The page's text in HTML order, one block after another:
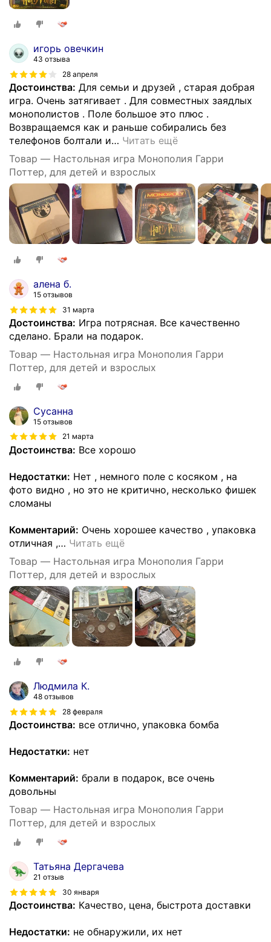
игорь овечкин
43 отзыва
28 апреля
Достоинства: Для семьи и друзей , старая добрая
игра. Очень затягивает . Для совместных заядлых
монополистов . Поле большое это плюс .
Возвращаемся как и раньше собирались без
телефонов болтали и… Читать ещё
Товар — Настольная игра Монополия Гарри
Поттер, для детей и взрослых
алена б.
15 отзывов
31 марта
Достоинства: Игра потрясная. Все качественно
сделано. Брали на подарок.
Товар — Настольная игра Монополия Гарри
Поттер, для детей и взрослых
Сусанна
15 отзывов
21 марта
Достоинства: Все хорошо
Недостатки: Нет , немного поле с косяком , на
фото видно , но это не критично, несколько фишек
сломаны
Комментарий: Очень хорошее качество , упаковка
отличная ,… Читать ещё
Товар — Настольная игра Монополия Гарри
Поттер, для детей и взрослых
Людмила К.
48 отзывов
28 февраля
Достоинства: все отлично, упаковка бомба
Недостатки: нет
Комментарий: брали в подарок, все очень
довольны
Товар — Настольная игра Монополия Гарри
Поттер, для детей и взрослых
Татьяна Дергачева
21 отзыв
30 января
Достоинства: Качество, цена, быстрота доставки
Недостатки: не обнаружили, их нет